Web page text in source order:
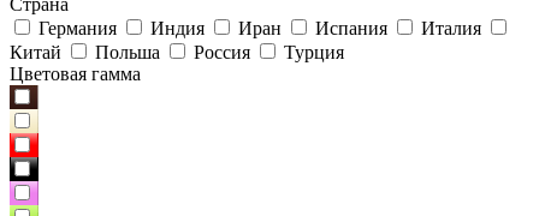
Страна
Германия
Индия Иран Испания
Италия
Китай
Польша Россия
Турция
Цветовая гамма